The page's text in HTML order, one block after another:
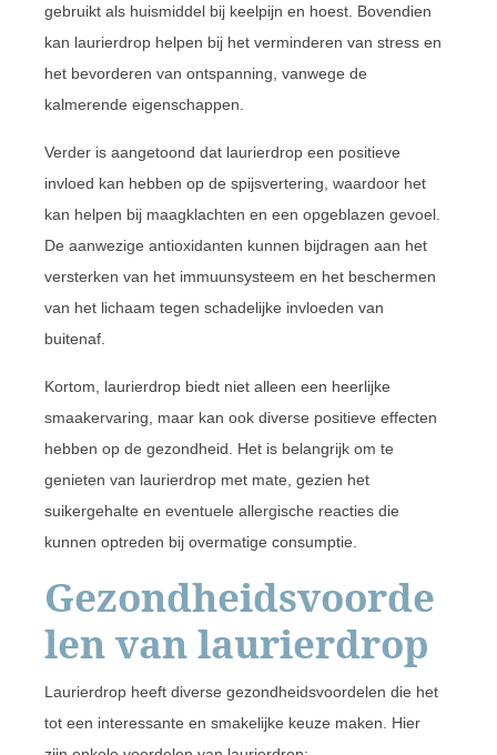
gebruikt als huismiddel bij keelpijn en hoest. Bovendien
kan laurierdrop helpen bij het verminderen van stress en
het bevorderen van ontspanning, vanwege de
kalmerende eigenschappen.
Verder is aangetoond dat laurierdrop een positieve
invloed kan hebben op de spijsvertering, waardoor het
kan helpen bij maagklachten en een opgeblazen gevoel.
De aanwezige antioxidanten kunnen bijdragen aan het
versterken van het immuunsysteem en het beschermen
van het lichaam tegen schadelijke invloeden van
buitenaf.
Kortom, laurierdrop biedt niet alleen een heerlijke
smaakervaring, maar kan ook diverse positieve effecten
hebben op de gezondheid. Het is belangrijk om te
genieten van laurierdrop met mate, gezien het
suikergehalte en eventuele allergische reacties die
kunnen optreden bij overmatige consumptie.
Gezondheidsvoorde
len van laurierdrop
Laurierdrop heeft diverse gezondheidsvoordelen die het
tot een interessante en smakelijke keuze maken. Hier